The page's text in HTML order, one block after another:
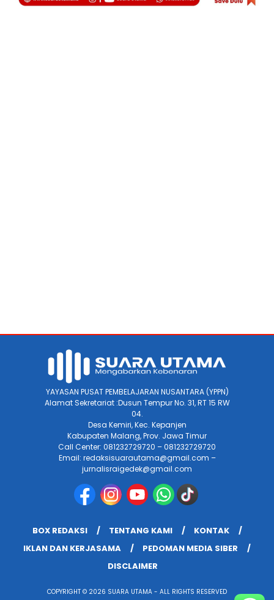
YAYASAN PUSAT PEMBELAJARAN NUSANTARA (YPPN)
Alamat Sekretariat :Dusun Tempur No. 31, RT 15 RW
04.
Desa Kemiri, Kec. Kepanjen
Kabupaten Malang, Prov. Jawa Timur
Call Center: 081232729720 – 081232729720
Email: redaksisuarautama@gmail.com –
jurnalisraigedek@gmail.com
BOX REDAKSI TENTANG KAMI
KONTAK
IKLAN DAN KERJASAMA
PEDOMAN MEDIA SIBER
DISCLAIMER
COPYRIGHT © 2026 SUARA UTAMA - ALL RIGHTS RESERVED